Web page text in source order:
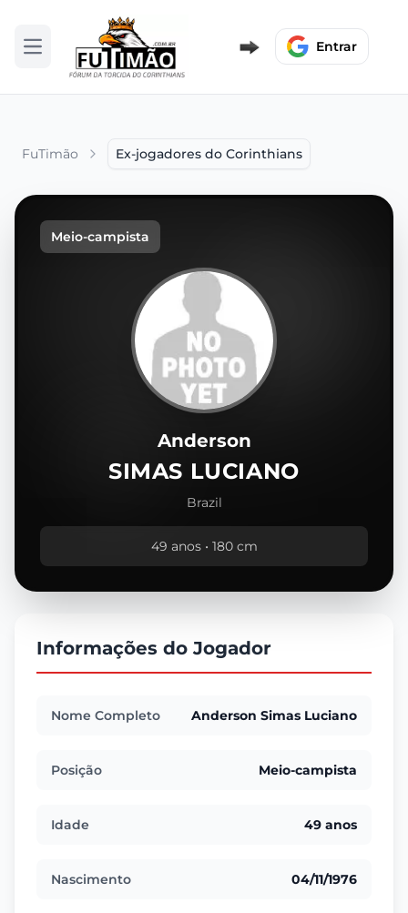
Abrir menu Entrar
FuTimão Ex-jogadores do Corinthians
Meio-campista
Anderson
SIMAS LUCIANO
Brazil
49 anos • 180 cm
Informações do Jogador
Nome Completo Anderson Simas Luciano
Posição Meio-campista
Idade 49 anos
Nascimento 04/11/1976